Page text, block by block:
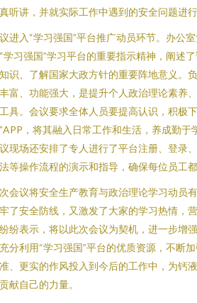
听讲，并就实际工作中遇到的安全问题进
进入“学习强国”平台推广动员环节。办公
学习强国”学习平台的重要指示精神，阐述
识、了解国家大政方针的重要阵地意义。
富、功能强大，是提升个人政治理论素养
具。会议要求全体人员要提高认识，积极
，将其融入日常工作和生活，养成勤
现场还安排了专人进行了平台注册、登录
等操作流程的演示和指导，确保每位员工都
会议将安全生产教育与政治理论学习动员
了安全防线，又激发了大家的学习热情，
纷表示，将以此次会议为契机，进一步增
分利用“学习强国”平台的优质资源，不断
、更实的作风投入到今后的工作中，为钙
献自己的力量。